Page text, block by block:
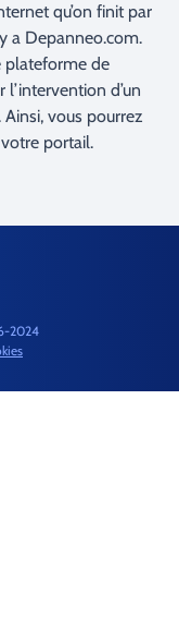
qu’on finit par
a Depanneo.com.
plateforme de
d’un
vous pourrez
portail.
2024